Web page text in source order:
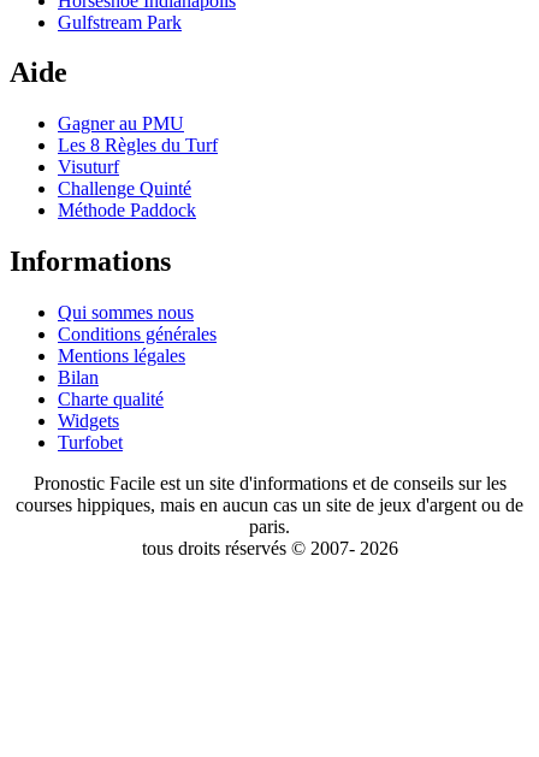
Gulfstream Park
Aide
Gagner au PMU
Les 8 Règles du Turf
Visuturf
Challenge Quinté
Méthode Paddock
Informations
Qui sommes nous
Conditions générales
Mentions légales
Bilan
Charte qualité
Widgets
Turfobet
Pronostic Facile est un site d'informations et de conseils sur les
courses hippiques, mais en aucun cas un site de jeux d'argent ou de
paris.
tous droits réservés © 2007- 2026